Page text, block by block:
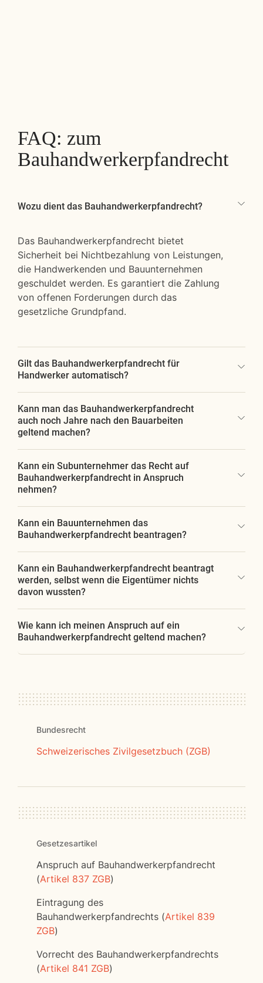
FAQ: zum
Bauhandwerkerpfandrecht
Wozu dient das Bauhandwerkerpfandrecht?
Das Bauhandwerkerpfandrecht bietet
Sicherheit bei Nichtbezahlung von Leistungen,
die Handwerkenden und Bauunternehmen
geschuldet werden. Es garantiert die Zahlung
von offenen Forderungen durch das
gesetzliche Grundpfand.
Gilt das Bauhandwerkerpfandrecht für
Handwerker automatisch?
Kann man das Bauhandwerkerpfandrecht
auch noch Jahre nach den Bauarbeiten
geltend machen?
Kann ein Subunternehmer das Recht auf
Bauhandwerkerpfandrecht in Anspruch
nehmen?
Kann ein Bauunternehmen das
Bauhandwerkerpfandrecht beantragen?
Kann ein Bauhandwerkerpfandrecht beantragt
werden, selbst wenn die Eigentümer nichts
davon wussten?
Wie kann ich meinen Anspruch auf ein
Bauhandwerkerpfandrecht geltend machen?
Bundesrecht
Schweizerisches Zivilgesetzbuch (ZGB)
Gesetzesartikel
Anspruch auf Bauhandwerkerpfandrecht
(Artikel 837 ZGB)
Eintragung des
Bauhandwerkerpfandrechts (Artikel 839
ZGB)
Vorrecht des Bauhandwerkerpfandrechts
(Artikel 841 ZGB)